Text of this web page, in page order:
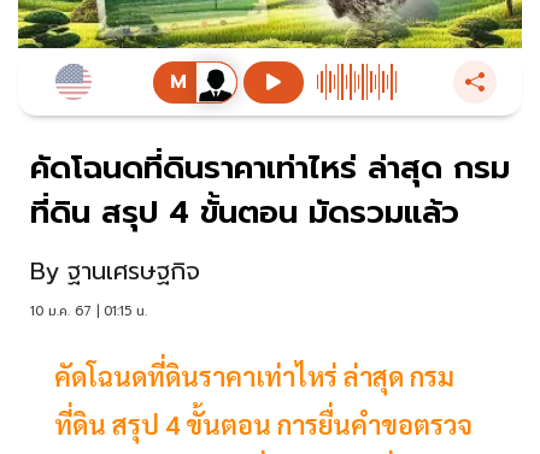
คัดโฉนดที่ดินราคาเท่าไหร่ ล่าสุด กรม
ที่ดิน สรุป 4 ขั้นตอน มัดรวมแล้ว
By ฐานเศรษฐกิจ
10 ม.ค. 67 | 01:15 น.
คัดโฉนดที่ดินราคาเท่าไหร่ ล่าสุด กรม
ที่ดิน สรุป 4 ขั้นตอน การยื่นคำขอตรวจ